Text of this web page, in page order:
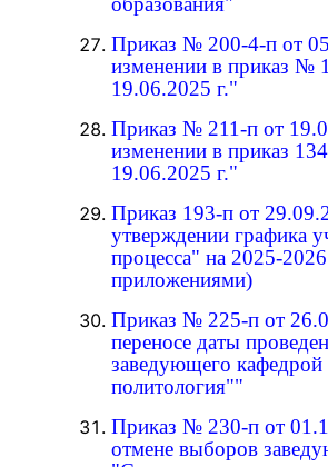
Приказ № 200-4-п от
изменении в приказ №
19.06.2025 г."
Приказ № 211-п от
изменении в приказ
19.06.2025 г."
Приказ 193-п от
утверждении графика
процесса" на 2025-
приложениями)
Приказ № 225-п от
переносе даты
заведующего
политология""
Приказ № 230-п от
отмене выборов